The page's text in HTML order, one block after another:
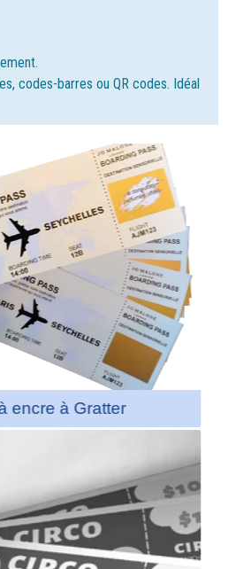
codes-barres ou QR codes. Idéal
encre à Gratter